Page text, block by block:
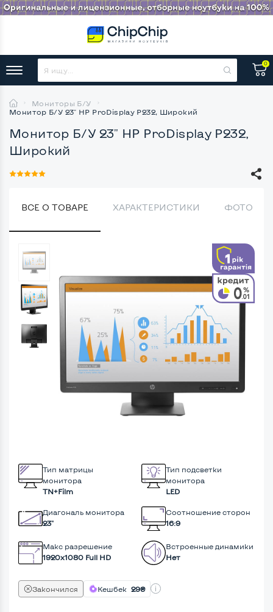
0
Мониторы Б/У
Монитор Б/У 23" HP ProDisplay P232, Широкий
Монитор Б/У 23" HP ProDisplay P232,
Широкий
ВСЕ О ТОВАРЕ ХАРАКТЕРИСТИКИ ФОТО
Тип матрицы
монитора
TN+Film
Тип подсветки
монитора
LED
Диагональ монитора
23"
Соотношение сторон
16:9
Макс разрешение
1920x1080 Full HD
Встроенные динамики
Нет
Закончился Кешбек 29₴